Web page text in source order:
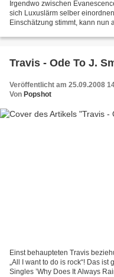
Irgendwo zwischen
sich Luxuslärm selber
Einschätzung stimmt, kann nun
Travis - Ode To J.
Veröffentlicht am 25.09.2008
Von Popshot
Einst behaupteten Travis
„All I want to do is rock“! Das
Singles ’Why Does It Always